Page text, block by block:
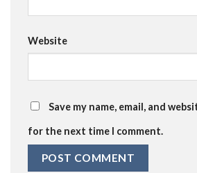
Website
Save my name, email, and
for the next time I comment.